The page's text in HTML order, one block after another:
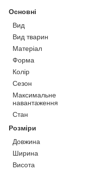
Основні
Вид
Вид тварин
Матеріал
Форма
Колір
Сезон
Максимальне
навантаження
Стан
Розміри
Довжина
Ширина
Висота